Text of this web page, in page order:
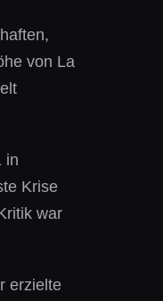
von La
in
Krise
war
erzielte